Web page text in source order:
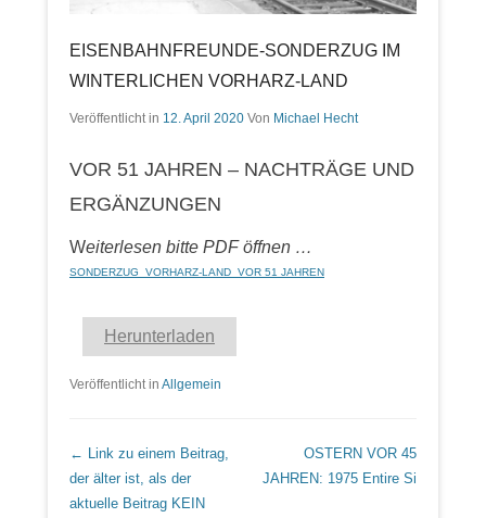
EISENBAHNFREUNDE-SONDERZUG IM
WINTERLICHEN VORHARZ-LAND
Veröffentlicht in 12. April 2020 Von Michael Hecht
VOR 51 JAHREN – NACHTRÄGE UND
ERGÄNZUNGEN
Weiterlesen bitte PDF öffnen …
SONDERZUG_VORHARZ-LAND_VOR 51 JAHREN
Herunterladen
Veröffentlicht in Allgemein
Beitrags Übersicht
← Link zu einem Beitrag,
der älter ist, als der
aktuelle Beitrag KEIN
OSTERN VOR 45
JAHREN: 1975 Entire Si